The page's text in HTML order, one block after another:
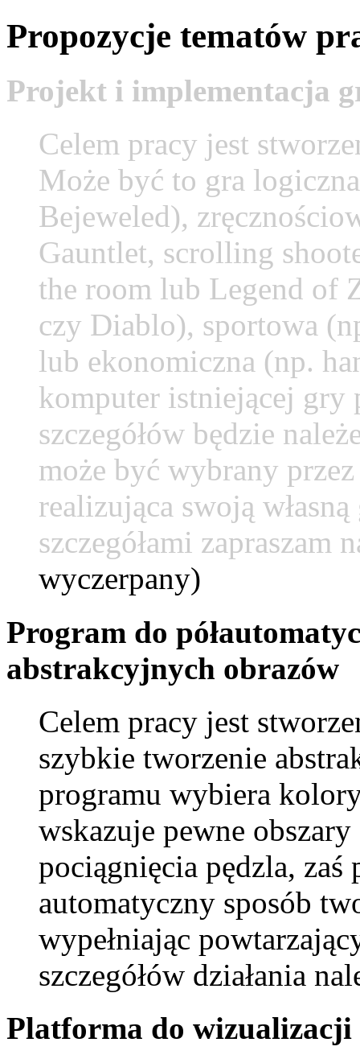
Propozycje tematów
Projekt i implementacja
Celem pracy jest
Może być to gra
Bejeweled),
Gauntlet, scrolling
the room lub Legend of
czy Diablo), sportowa
lub ekonomiczna (np.
komputer istniejącej gry
szczegółów będzie
może być wybrany
realizująca swoją
szczegółami zapraszam
wyczerpany)
Program do
abstrakcyjnych obrazów
Celem pracy jest
szybkie tworzenie
programu wybiera
wskazuje pewne
pociągnięcia pędzla, zaś
automatyczny sposób
wypełniając
szczegółów działania
Platforma do